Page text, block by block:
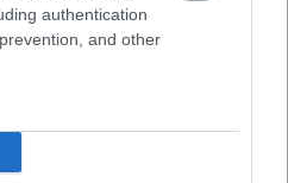
authentication
and other
JOBB REGGELI ITAL,
mint a kávé. Az elmúlt
a zöld színű ital, az